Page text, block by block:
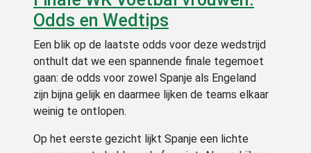
Odds en Wedtips
Een blik op de laatste odds voor deze wedstrijd
onthult dat we een spannende finale tegemoet
gaan: de odds voor zowel Spanje als Engeland
zijn bijna gelijk en daarmee lijken de teams elkaar
weinig te ontlopen.
Op het eerste gezicht lijkt Spanje een lichte